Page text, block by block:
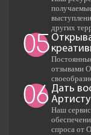
других
05
отзывами
06 Дать
Артисту
Наш сервис
спроса от